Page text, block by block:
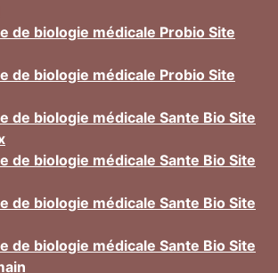
de biologie médicale Probio Site
de biologie médicale Probio Site
de biologie médicale Sante Bio Site
de biologie médicale Sante Bio Site
de biologie médicale Sante Bio Site
de biologie médicale Sante Bio Site